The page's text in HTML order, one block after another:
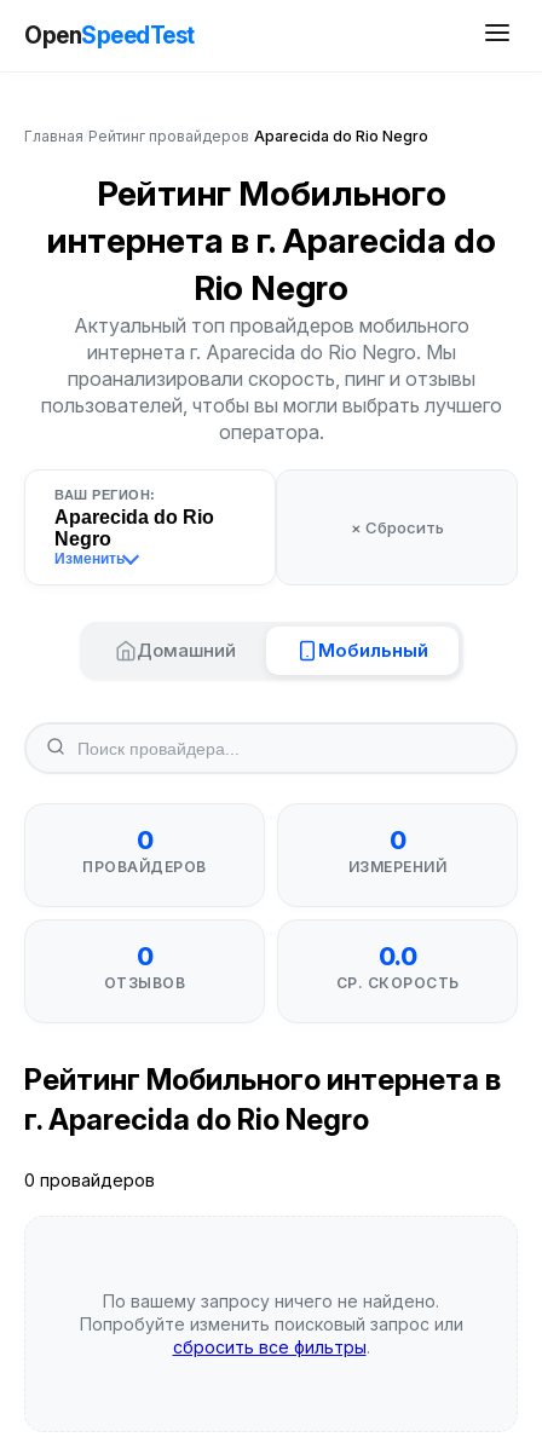
OpenSpeedTest
Главная Рейтинг провайдеров Aparecida do Rio Negro
Рейтинг Мобильного
интернета в г. Aparecida do
Rio Negro
Актуальный топ провайдеров мобильного
интернета г. Aparecida do Rio Negro. Мы
проанализировали скорость, пинг и отзывы
пользователей, чтобы вы могли выбрать лучшего
оператора.
ВАШ РЕГИОН:
Aparecida do Rio
Negro
Изменить
× Сбросить
Домашний Мобильный
0
ПРОВАЙДЕРОВ
0
ИЗМЕРЕНИЙ
0
ОТЗЫВОВ
0.0
СР. СКОРОСТЬ
Рейтинг Мобильного интернета в
г. Aparecida do Rio Negro
0 провайдеров
По вашему запросу ничего не найдено.
Попробуйте изменить поисковый запрос или
сбросить все фильтры.